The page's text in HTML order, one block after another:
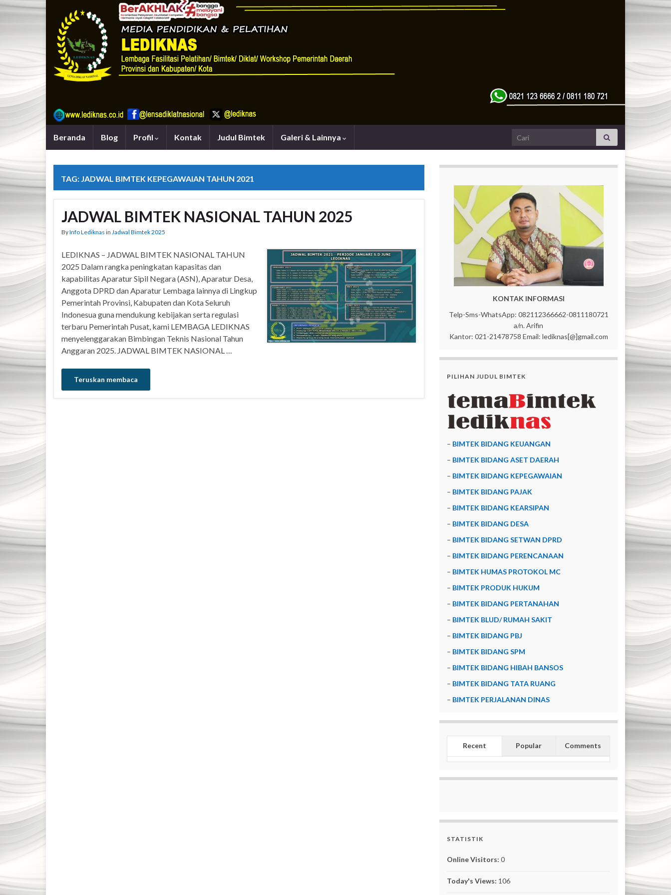
Beranda Blog Profil Kontak Judul Bimtek Galeri & Lainnya Search for:
TAG: JADWAL BIMTEK KEPEGAWAIAN TAHUN 2021
JADWAL BIMTEK NASIONAL TAHUN 2025
ByInfo Lediknas in Jadwal Bimtek 2025
LEDIKNAS – JADWAL BIMTEK NASIONAL TAHUN
2025 Dalam rangka peningkatan kapasitas dan
kapabilitas Aparatur Sipil Negara (ASN), Aparatur Desa,
Anggota DPRD dan Aparatur Lembaga lainnya di Lingkup
Pemerintah Provinsi, Kabupaten dan Kota Seluruh
Indonesua guna mendukung kebijakan serta regulasi
terbaru Pemerintah Pusat, kami LEMBAGA LEDIKNAS
menyelenggarakan Bimbingan Teknis Nasional Tahun
Anggaran 2025. JADWAL BIMTEK NASIONAL …
Teruskan membaca
KONTAK INFORMASI
Telp-Sms-WhatsApp: 082112366662-0811180721
a/n. Arifin
Kantor: 021-21478758 Email: lediknas[@]gmail.com
PILIHAN JUDUL BIMTEK
– BIMTEK BIDANG KEUANGAN
– BIMTEK BIDANG ASET DAERAH
– BIMTEK BIDANG KEPEGAWAIAN
– BIMTEK BIDANG PAJAK
– BIMTEK BIDANG KEARSIPAN
– BIMTEK BIDANG DESA
– BIMTEK BIDANG SETWAN DPRD
– BIMTEK BIDANG PERENCANAAN
– BIMTEK HUMAS PROTOKOL MC
– BIMTEK PRODUK HUKUM
– BIMTEK BIDANG PERTANAHAN
– BIMTEK BLUD/ RUMAH SAKIT
– BIMTEK BIDANG PBJ
– BIMTEK BIDANG SPM
– BIMTEK BIDANG HIBAH BANSOS
– BIMTEK BIDANG TATA RUANG
– BIMTEK PERJALANAN DINAS
Recent Popular Comments
STATISTIK
Online Visitors:0
Today's Views: 106